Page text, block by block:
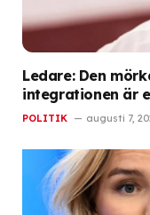
Ledare: Den
integrationen är
POLITIK augusti 7,